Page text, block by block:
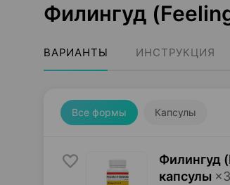
Филингуд
ВАРИАНТЫ ИНСТРУКЦИЯ
Все формы Капсулы
Филингуд
капсулы ×